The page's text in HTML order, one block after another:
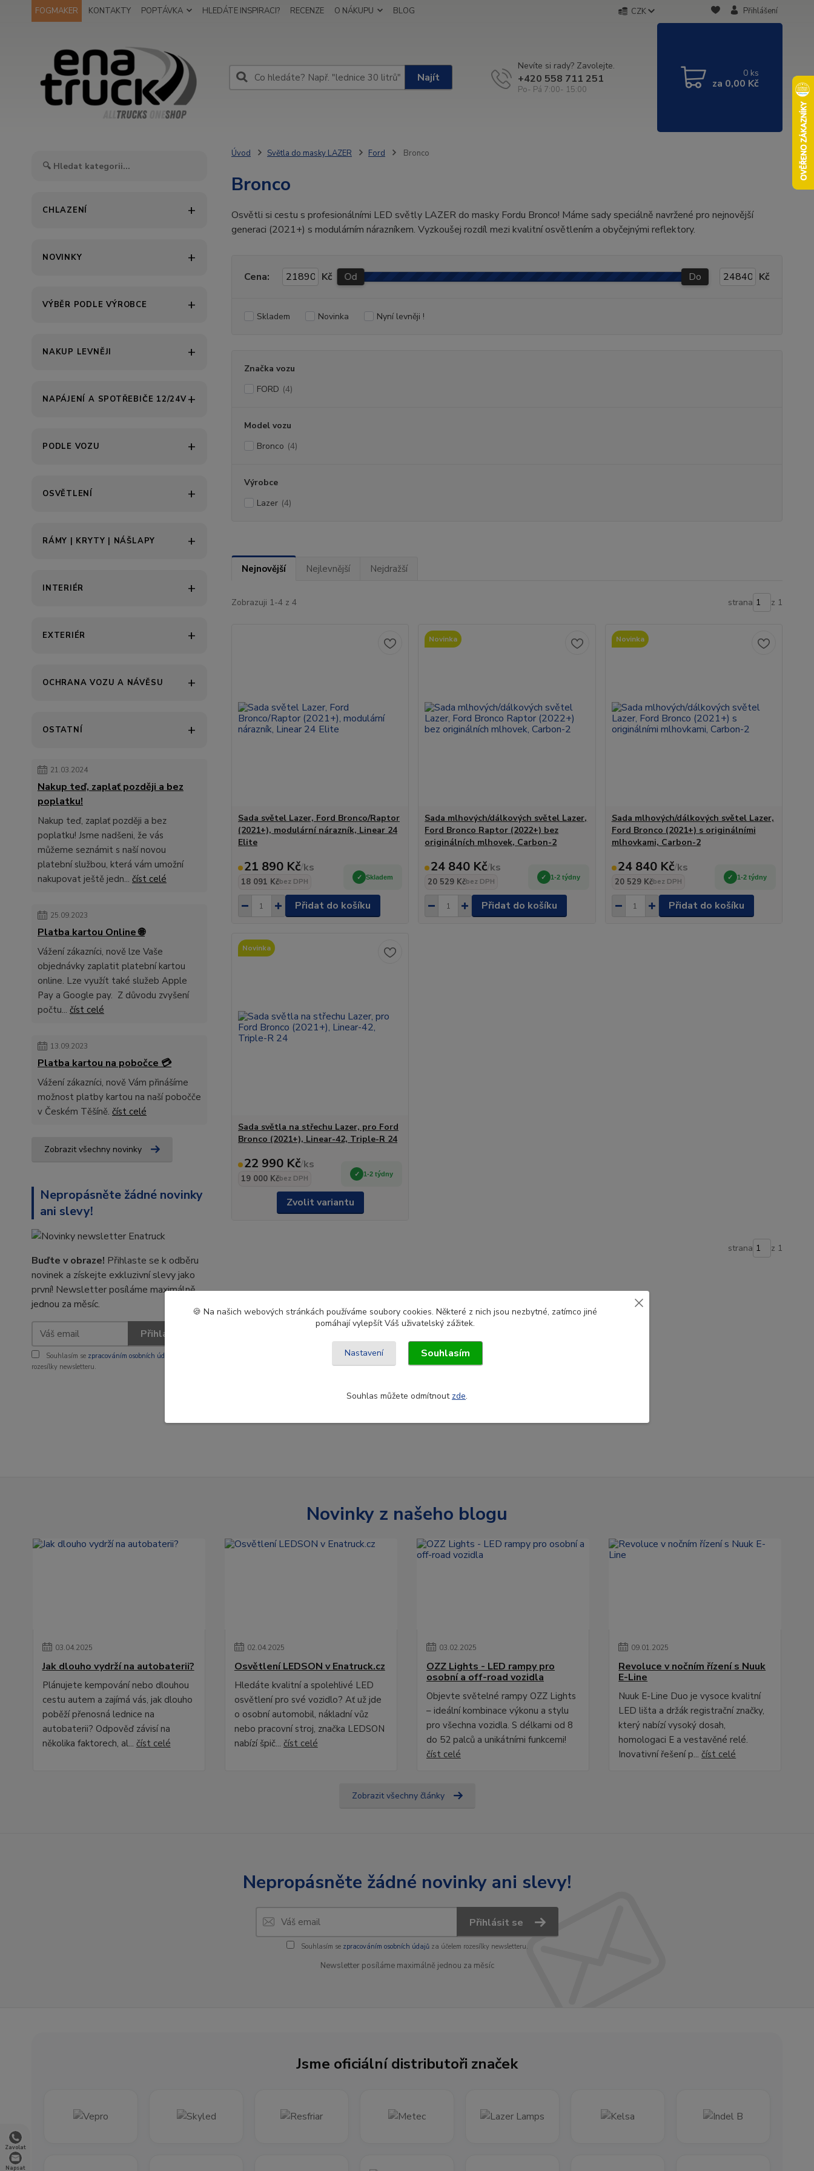
Zavolat
Napsat
FOGMAKER KONTAKTY POPTÁVKA HLEDÁTE INSPIRACI? RECENZE O NÁKUPU BLOG CZK Přihlášení
Najít
Nevíte si rady? Zavolejte.
+420 558 711 251
Po- Pá 7:00- 15:00
0 ks
za 0,00 Kč
CHLAZENÍ
NOVINKY
VÝBĚR PODLE VÝROBCE
NAKUP LEVNĚJI
NAPÁJENÍ A SPOTŘEBIČE 12/24V
PODLE VOZU
OSVĚTLENÍ
RÁMY | KRYTY | NÁŠLAPY
INTERIÉR
EXTERIÉR
OCHRANA VOZU A NÁVĚSU
OSTATNÍ
21.03.2024
Nakup teď, zaplať později a bez
poplatku!
Nakup teď, zaplať později a bez
poplatku! Jsme nadšeni, že vás
můžeme seznámit s naší novou
platební službou, která vám umožní
nakupovat ještě jedn... číst celé
25.09.2023
Platba kartou Online 🌐
Vážení zákazníci, nově lze Vaše
objednávky zaplatit platební kartou
online. Lze využít také služeb Apple
Pay a Google pay. Z důvodu zvyšení
počtu... číst celé
13.09.2023
Platba kartou na pobočce 💳
Vážení zákazníci, nově Vám přinášíme
možnost platby kartou na naší pobočče
v Českém Těšíně. číst celé
Zobrazit všechny novinky
Nepropásněte žádné novinky
ani slevy!
Buďte v obraze! Přihlaste se k odběru
novinek a získejte exkluzivní slevy jako
první! Newsletter posíláme maximálně
jednou za měsíc.
Přihlásit se
Souhlasím se zpracováním osobních údajů
rozesílky newsletteru.
Úvod Světla do masky LAZER Ford Bronco
Bronco
Osvětli si cestu s profesionálními LED světly LAZER do masky Fordu Bronco! Máme sady speciálně navržené pro nejnovější
generaci (2021+) s modulárním nárazníkem. Vyzkoušej rozdíl mezi kvalitní osvětlením a obyčejnými reflektory.
Cena: Kč Od Do Kč
Skladem Novinka Nyní levněji !
Značka vozu
FORD (4)
Model vozu
Bronco (4)
Výrobce
Lazer (4)
Nejnovější Nejlevnější Nejdražší
Zobrazuji 1-4 z 4 strana z 1
Sada světel Lazer, Ford Bronco/Raptor
(2021+), modulární nárazník, Linear 24
Elite
21 890 Kč/ks
18 091 Kčbez DPH
Skladem
Přidat do košíku
Novinka
Sada mlhových/dálkových světel Lazer,
Ford Bronco Raptor (2022+) bez
originálních mlhovek, Carbon-2
24 840 Kč/ks
20 529 Kčbez DPH
1-2 týdny
Přidat do košíku
Novinka
Sada mlhových/dálkových světel Lazer,
Ford Bronco (2021+) s originálními
mlhovkami, Carbon-2
24 840 Kč/ks
20 529 Kčbez DPH
1-2 týdny
Přidat do košíku
Novinka
Sada světla na střechu Lazer, pro Ford
Bronco (2021+), Linear-42, Triple-R 24
22 990 Kč/ks
19 000 Kčbez DPH
1-2 týdny
Zvolit variantu
strana z 1
Novinky z našeho blogu
03.04.2025
Jak dlouho vydrží na autobaterii?
Plánujete kempování nebo dlouhou
cestu autem a zajímá vás, jak dlouho
poběží přenosná lednice na
autobaterii? Odpověď závisí na
několika faktorech, al... číst celé
02.04.2025
Osvětlení LEDSON v Enatruck.cz
Hledáte kvalitní a spolehlivé LED
osvětlení pro své vozidlo? Ať už jde
o osobní automobil, nákladní vůz
nebo pracovní stroj, značka LEDSON
nabízí špič... číst celé
03.02.2025
OZZ Lights - LED rampy pro
osobní a off-road vozidla
Objevte světelné rampy OZZ Lights
– ideální kombinace výkonu a stylu
pro všechna vozidla. S délkami od 8
do 52 palců a unikátními funkcemi!
číst celé
09.01.2025
Revoluce v nočním řízení s Nuuk
E-Line
Nuuk E-Line Duo je vysoce kvalitní
LED lišta a držák registrační značky,
který nabízí vysoký dosah,
homologaci E a vestavěné relé.
Inovativní řešení p...číst celé
Zobrazit všechny články
Nepropásněte žádné novinky ani slevy!
Přihlásit se
Souhlasím se zpracováním osobních údajůza účelem rozesílky newsletteru.
Newsletter posíláme maximálně jednou za měsíc
Jsme oficiální distributoři značek
🍪 Na našich webových stránkách používáme soubory cookies. Některé z nich jsou nezbytné, zatímco jiné
pomáhají vylepšít Váš uživatelský zážitek.
Nastavení Souhlasím
Souhlas můžete odmítnout zde.